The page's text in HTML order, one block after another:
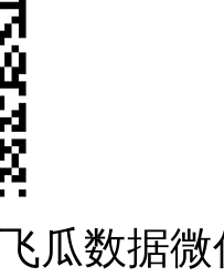
瓜数据